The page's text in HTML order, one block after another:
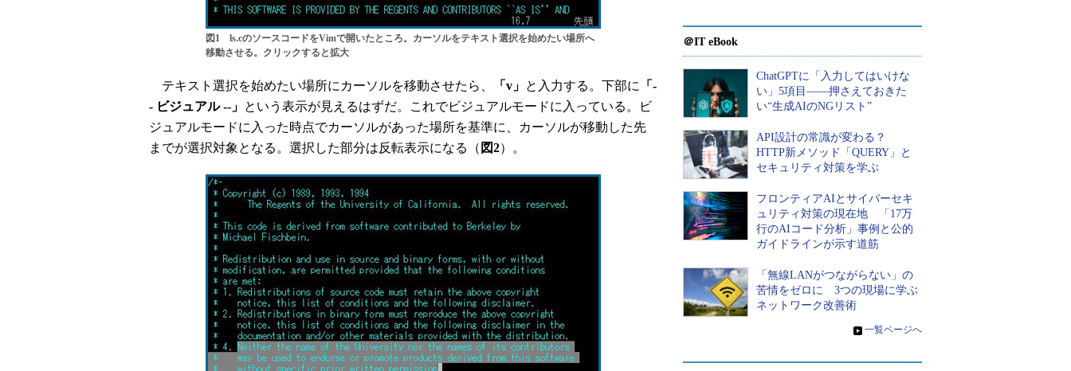
図1 ls.cのソースコードをVimで開いたところ。カーソルをテキスト選択を始めたい場所へ
移動させる。クリックすると拡大
テキスト選択を始めたい場所にカーソルを移動させたら、 「v」 と入力する。下部に
「-
- ビジュアル --」 という表示が見えるはずだ。これでビジュアルモードに入っている。ビ
ジュアルモードに入った時点でカーソルがあった場所を基準に、カーソルが移動した先
までが選択対象となる。選択した部分は反転表示になる（ 図2）。
＠IT eBook
ChatGPTに「入力してはいけな
い」5項目――押さえておきた
い“生成AIのNGリスト”
API設計の常識が変わる？
HTTP新メソッド「QUERY」と
セキュリティ対策を学ぶ
フロンティアAIとサイバーセキ
ュリティ対策の現在地 「17万
行のAIコード分析」事例と公的
ガイドラインが示す道筋
「無線LANがつながらない」の
苦情をゼロに 3つの現場に学ぶ
ネットワーク改善術
» 一覧ページへ